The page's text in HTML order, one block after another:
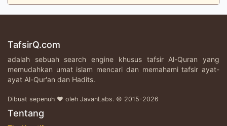
TafsirQ.com
adalah sebuah search engine khusus tafsir Al-Quran yang
memudahkan umat islam mencari dan memahami tafsir ayat-
ayat Al-Qur'an dan Hadits.
Dibuat sepenuh ♥ oleh JavanLabs. © 2015-2026
Tentang